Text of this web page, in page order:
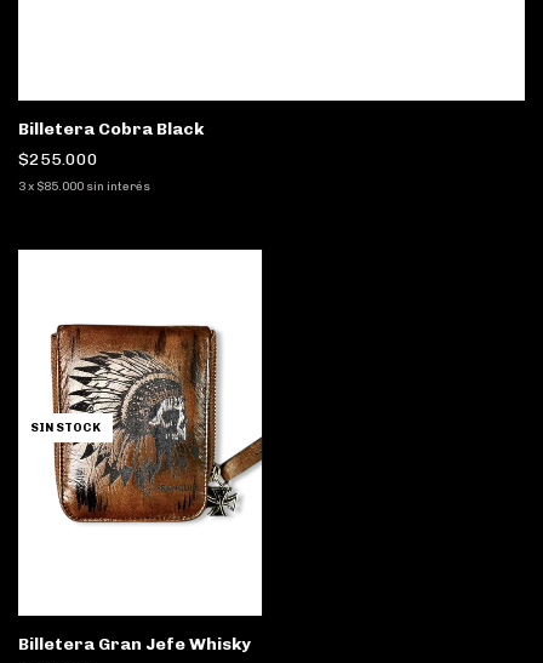
Billetera Cobra Black
$255.000
3x $85.000 sin interés
SIN STOCK
Billetera Gran Jefe Whisky